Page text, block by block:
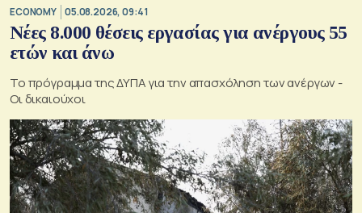
ECONOMY 05.08.2026, 09:41
Νέες 8.000 θέσεις εργασίας για ανέργους 55
ετών και άνω
Το πρόγραμμα της ΔΥΠΑ για την απασχόληση των ανέργων -
Οι δικαιούχοι